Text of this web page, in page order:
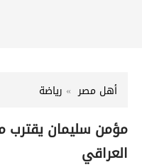
أهل مصر رياضة
مؤمن سليمان يقترب
العراقي